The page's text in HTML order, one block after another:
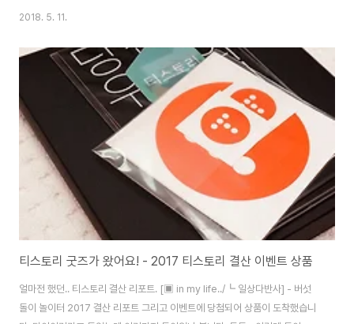
한글화는 당연한거겠죠? 내용물은 역시 심플. 새로운 갓오브워를 만나볼까요?
시작했다 쉬움으로 내렸네요. 난이도에 따른 제한은 없습니다. (트로피도) 늙어
버린 크레토스를 만나는건 많은 생각이 들게 됩니다. 여러 부분에서 RPG스러
운 것들이 눈에 들어옵니다. 대세가 되어버린 오픈월드 게임들의 그것과 많이
닮아 있네요. 하지만 갓오브워는 액션 어드벤쳐죠. ㅋ 이 도끼가 이번 여행의 친
구입니다. 갓오브워..
2018. 5. 11.
티스토리 굿즈가 왔어요! - 2017 티스토리 결산 이벤트 상품
얼마전 했던.. 티스토리 결산 리포트. [▣ in my life../┗ 일상다반사] - 버섯
돌이 놀이터 2017 결산 리포트 그리고 이벤트에 당첨되어 상품이 도착했습니